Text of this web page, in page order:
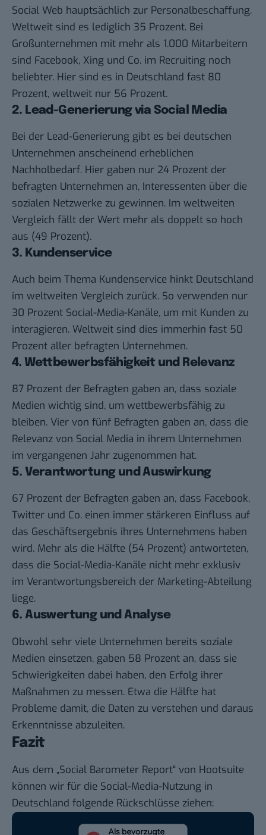
Social Web hauptsächlich zur Personalbeschaffung.
Weltweit sind es lediglich 35 Prozent. Bei
Großunternehmen mit mehr als 1.000 Mitarbeitern
sind Facebook, Xing und Co. im Recruiting noch
beliebter. Hier sind es in Deutschland fast 80
Prozent, weltweit nur 56 Prozent.
2. Lead-Generierung via Social Media
Bei der Lead-Generierung gibt es bei deutschen
Unternehmen anscheinend erheblichen
Nachholbedarf. Hier gaben nur 24 Prozent der
befragten Unternehmen an, Interessenten über die
sozialen Netzwerke zu gewinnen. Im weltweiten
Vergleich fällt der Wert mehr als doppelt so hoch
aus (49 Prozent).
3. Kundenservice
Auch beim Thema Kundenservice hinkt Deutschland
im weltweiten Vergleich zurück. So verwenden nur
30 Prozent Social-Media-Kanäle, um mit Kunden zu
interagieren. Weltweit sind dies immerhin fast 50
Prozent aller befragten Unternehmen.
4. Wettbewerbsfähigkeit und Relevanz
87 Prozent der Befragten gaben an, dass soziale
Medien wichtig sind, um wettbewerbsfähig zu
bleiben. Vier von fünf Befragten gaben an, dass die
Relevanz von Social Media in ihrem Unternehmen
im vergangenen Jahr zugenommen hat.
5. Verantwortung und Auswirkung
67 Prozent der Befragten gaben an, dass Facebook,
Twitter und Co. einen immer stärkeren Einfluss auf
das Geschäftsergebnis ihres Unternehmens haben
wird. Mehr als die Hälfte (54 Prozent) antworteten,
dass die Social-Media-Kanäle nicht mehr exklusiv
im Verantwortungsbereich der Marketing-Abteilung
liege.
6. Auswertung und Analyse
Obwohl sehr viele Unternehmen bereits soziale
Medien einsetzen, gaben 58 Prozent an, dass sie
Schwierigkeiten dabei haben, den Erfolg ihrer
Maßnahmen zu messen. Etwa die Hälfte hat
Probleme damit, die Daten zu verstehen und daraus
Erkenntnisse abzuleiten.
Fazit
Aus dem „Social Barometer Report“ von Hootsuite
können wir für die Social-Media-Nutzung in
Deutschland folgende Rückschlüsse ziehen: